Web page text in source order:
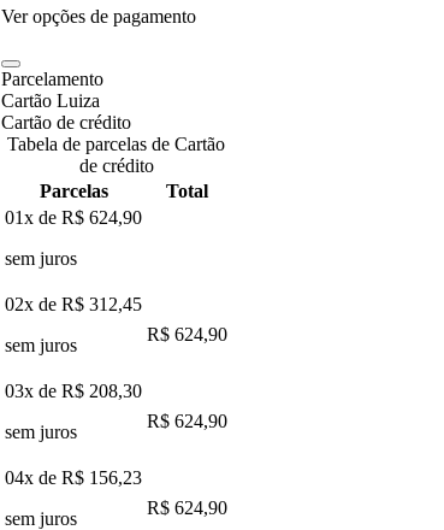
Ver opções de pagamento
Parcelamento
Cartão Luiza
Cartão de crédito
Tabela de parcelas de Cartão
de crédito
Parcelas
Total
01x de R$ 624,90
sem juros
02x de R$ 312,45
sem juros
R$ 624,90
03x de R$ 208,30
sem juros
R$ 624,90
04x de R$ 156,23
sem juros
R$ 624,90